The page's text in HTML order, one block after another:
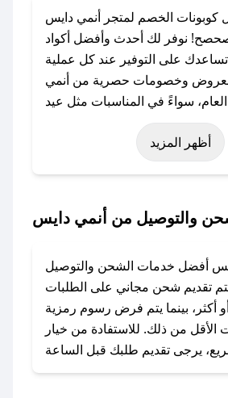
الخصم لمتجر أنمي دايس
نوفر لك أحدث وأفضل أكواد
على التوفير عند كل عملية
بعروض وخصومات حصرية من أنمي
سواءً في المناسبات مثل عيد
الجمعة البيضاء (شهر نوفمبر)،
يوم التأسيس، أو حتى عروض
صحصح، يمكنك العثور بسهولة على
تويتر أو البريد الإلكتروني لإضافته
بسرعة.
### كيفية استخدام كود خصم أنمي دايس؟
1. انسخ كود الخصم من تطبيق صحصح.
2. الصقه في خانة الدفع عند التسوق من أنمي دايس.
أظهر المزيد
والتوصيل من أنمي دايس
أفضل خدمات الشحن والتوصيل
تقديم شحن مجاني على الطلبات
أو أكثر، بينما يتم فرض رسوم رمزية
الأقل من ذلك. للاستفادة من خيار